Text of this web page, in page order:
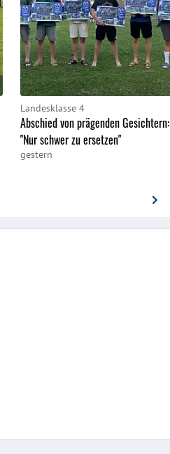
Landesklasse 4
Abschied von prägenden Gesichtern:
"Nur schwer zu ersetzen"
gestern